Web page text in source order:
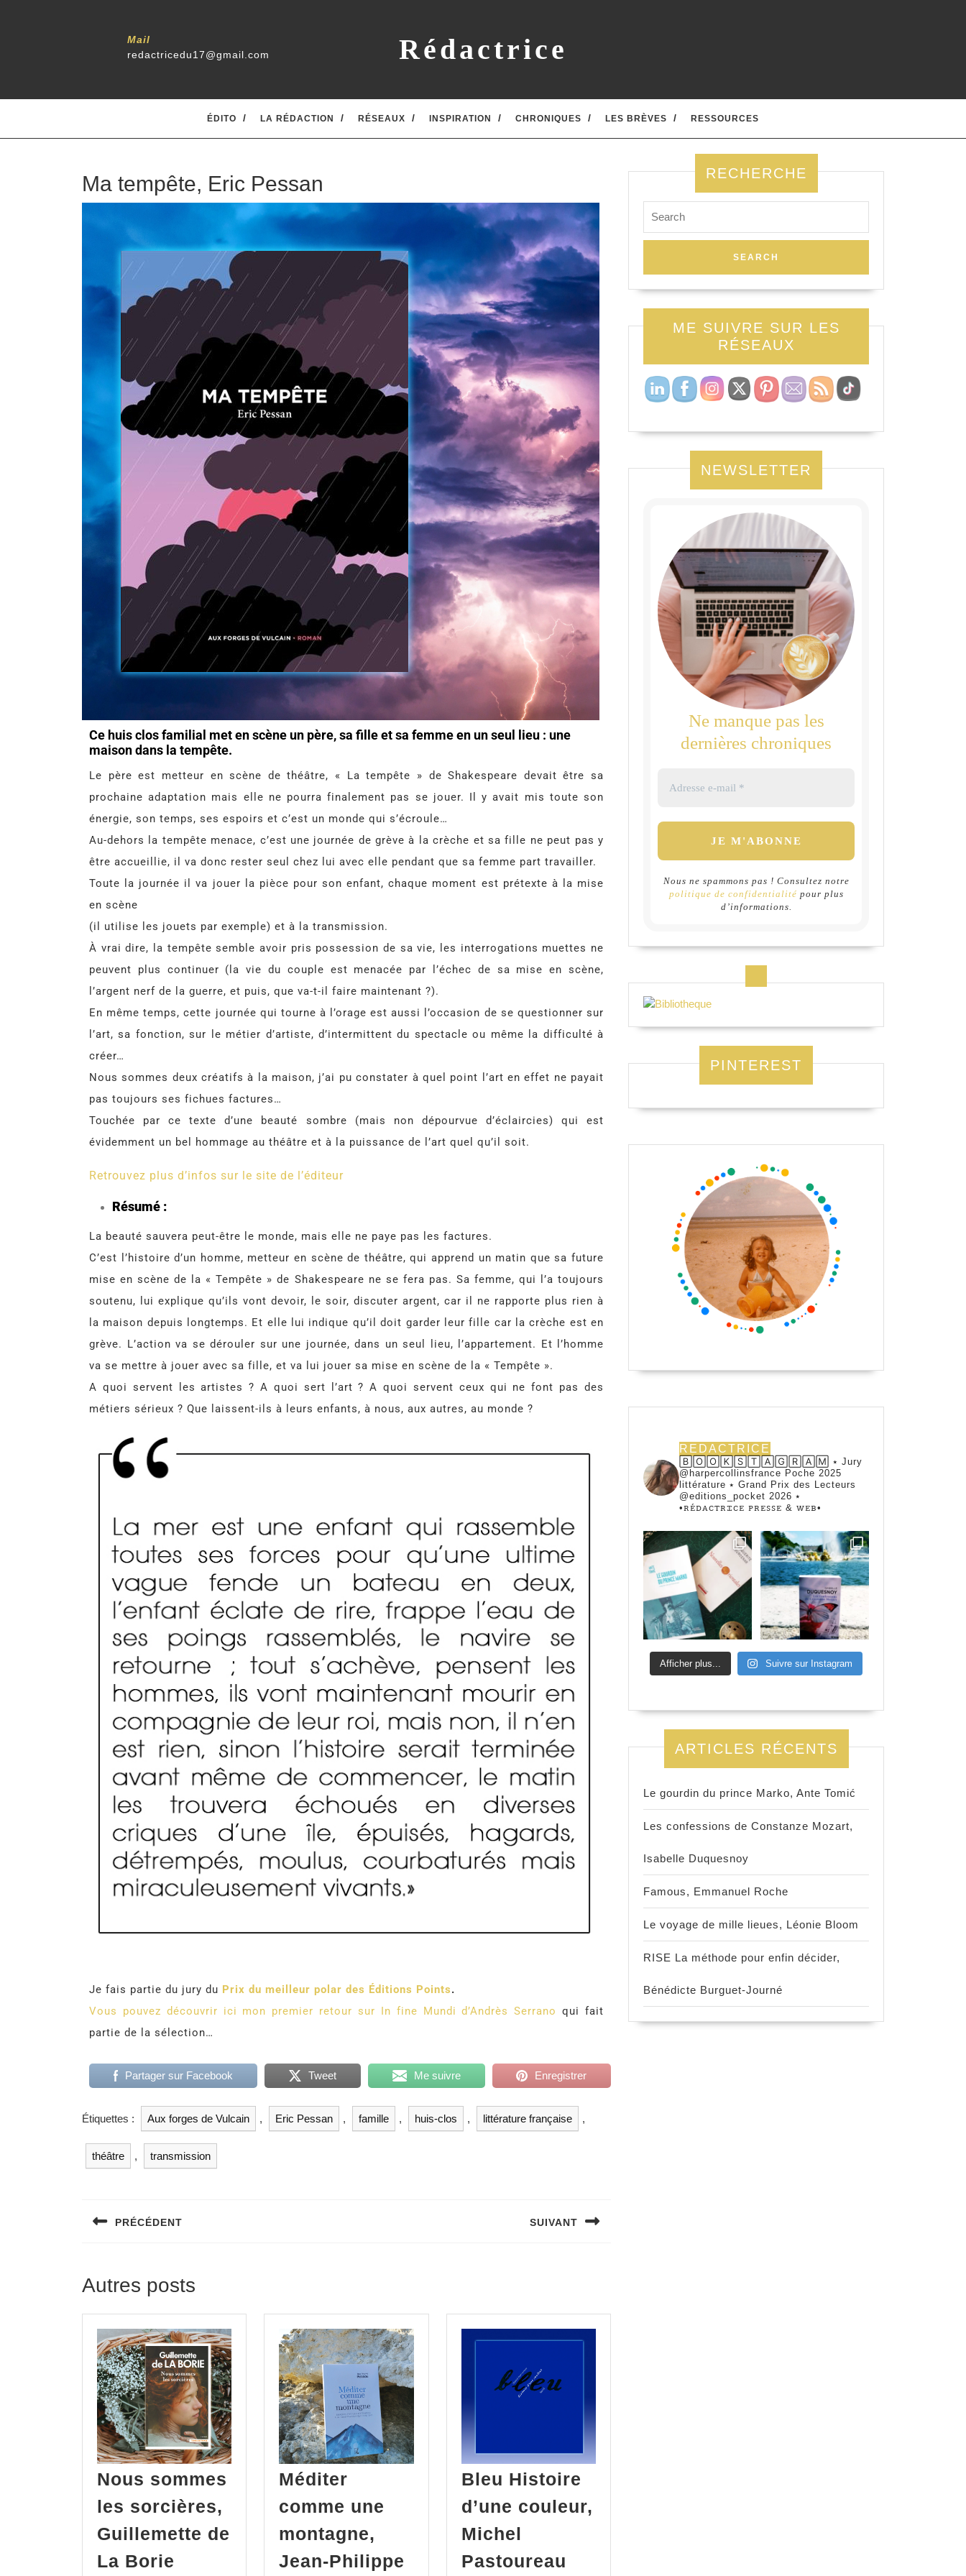
Mail
redactricedu17@gmail.com
Rédactrice
ÉDITO LA RÉDACTION RÉSEAUX INSPIRATION CHRONIQUES LES BRÈVES RESSOURCES
Ma tempête, Eric Pessan
Ce huis clos familial met en scène un père, sa fille et sa femme en un seul lieu : une
maison dans la tempête.
Le père est metteur en scène de théâtre, « La tempête » de Shakespeare devait être sa
prochaine adaptation mais elle ne pourra finalement pas se jouer. Il y avait mis toute son
énergie, son temps, ses espoirs et c’est un monde qui s’écroule…
Au-dehors la tempête menace, c’est une journée de grève à la crèche et sa fille ne peut pas y
être accueillie, il va donc rester seul chez lui avec elle pendant que sa femme part travailler.
Toute la journée il va jouer la pièce pour son enfant, chaque moment est prétexte à la mise
en scène
(il utilise les jouets par exemple) et à la transmission.
À vrai dire, la tempête semble avoir pris possession de sa vie, les interrogations muettes ne
peuvent plus continuer (la vie du couple est menacée par l’échec de sa mise en scène,
l’argent nerf de la guerre, et puis, que va-t-il faire maintenant ?).
En même temps, cette journée qui tourne à l’orage est aussi l’occasion de se questionner sur
l’art, sa fonction, sur le métier d’artiste, d’intermittent du spectacle ou même la difficulté à
créer…
Nous sommes deux créatifs à la maison, j’ai pu constater à quel point l’art en effet ne payait
pas toujours ses fichues factures…
Touchée par ce texte d’une beauté sombre (mais non dépourvue d’éclaircies) qui est
évidemment un bel hommage au théâtre et à la puissance de l’art quel qu’il soit.
Retrouvez plus d’infos sur le site de l’éditeur
Résumé :
La beauté sauvera peut-être le monde, mais elle ne paye pas les factures.
C’est l’histoire d’un homme, metteur en scène de théâtre, qui apprend un matin que sa future
mise en scène de la « Tempête » de Shakespeare ne se fera pas. Sa femme, qui l’a toujours
soutenu, lui explique qu’ils vont devoir, le soir, discuter argent, car il ne rapporte plus rien à
la maison depuis longtemps. Et elle lui indique qu’il doit garder leur fille car la crèche est en
grève. L’action va se dérouler sur une journée, dans un seul lieu, l’appartement. Et l’homme
va se mettre à jouer avec sa fille, et va lui jouer sa mise en scène de la « Tempête ».
A quoi servent les artistes ? A quoi sert l’art ? A quoi servent ceux qui ne font pas des
métiers sérieux ? Que laissent-ils à leurs enfants, à nous, aux autres, au monde ?
Je fais partie du jury du Prix du meilleur polar des Éditions Points.
Vous pouvez découvrir ici mon premier retour sur In fine Mundi d’Andrès Serrano qui fait
partie de la sélection…
Partager sur Facebook Tweet Me suivre Enregistrer
Étiquettes : Aux forges de Vulcain , Eric Pessan , famille , huis-clos , littérature française ,
théâtre , transmission
PRÉCÉDENT SUIVANT
Autres posts
Nous sommes
les sorcières,
Guillemette de
La Borie
Méditer
comme une
montagne,
Jean-Philippe
Bleu Histoire
d’une couleur,
Michel
Pastoureau
RECHERCHE
ME SUIVRE SUR LES
RÉSEAUX
NEWSLETTER
Ne manque pas les
dernières chroniques
Nous ne spammons pas ! Consultez notre
politique de confidentialité pour plus
d’informations.
PINTEREST
REDACTRICE
🄱🄾🄾🄺🅂🅃🄰🄶🅁🄰🄼 ⭑ Jury
@harpercollinsfrance Poche 2025
littérature ⭑ Grand Prix des Lecteurs
@editions_pocket 2026 ⭑
•ꭱꭼ́ꭰꭺꮯꭲꭱꮖꮯꭼ ꮲꭱꭼꮪꮪꭼ & ꮃꭼᏼ•
Afficher plus... Suivre sur Instagram
ARTICLES RÉCENTS
Le gourdin du prince Marko, Ante Tomić
Les confessions de Constanze Mozart,
Isabelle Duquesnoy
Famous, Emmanuel Roche
Le voyage de mille lieues, Léonie Bloom
RISE La méthode pour enfin décider,
Bénédicte Burguet-Journé